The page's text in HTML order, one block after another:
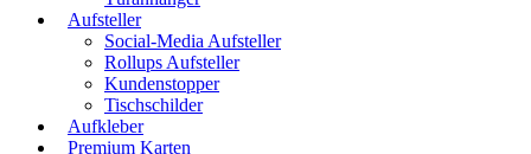
Aufsteller
Social-Media Aufsteller
Rollups Aufsteller
Kundenstopper
Tischschilder
Aufkleber
Premium Karten